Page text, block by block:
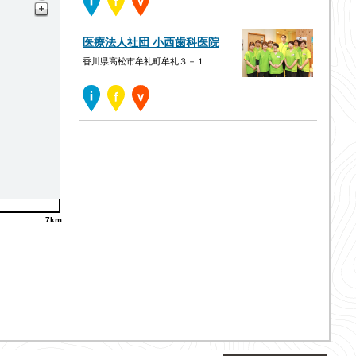
7km
医療法人社団 小西歯科医院
香川県高松市牟礼町牟礼３－１